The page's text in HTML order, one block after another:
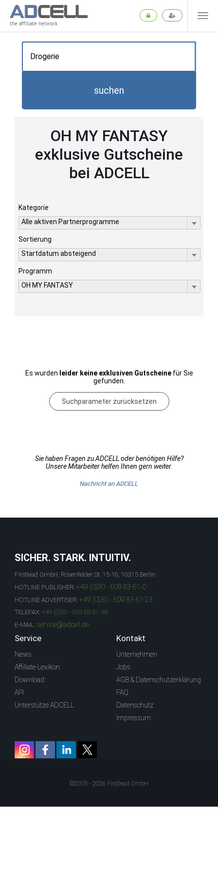
the affiliate network
suchen
OH MY FANTASY
exklusive Gutscheine
bei ADCELL
Kategorie
Alle aktiven Partnerprogramme
Sortierung
Startdatum absteigend
Programm
OH MY FANTASY
Es wurden leider keine exklusiven Gutscheinefür Sie
gefunden.
Suchparameter zurücksetzen
Sie haben Fragen zu ADCELL oder benötigen Hilfe?
Unsere Mitarbeiter helfen Ihnen gern weiter.
Nachricht an ADCELL
SICHER. STARK. INTUITIV.
Firstlead GmbH, Rosenfelder St. 15-16, 10315 Berlin
HOTLINE PUBLISHER: +49 (0)30 - 609 83 61-0
HOTLINE ADVERTISER: +49 (0)30 - 609 83 61-23
TELEFAX: +49 (0)30 - 609 83 61-99
E-MAIL: service@adcell.de
Service
News
Affiliate-Lexikon
Download
API
Unterstütze ADCELL
Kontakt
Unternehmen
Jobs
AGB & Datenschutzerklärung
FAQ
Datenschutz
Impressum
©2003 - 2026 Firstlead GmbH